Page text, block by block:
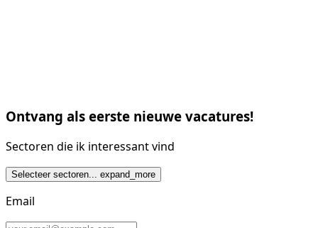
Ontvang als eerste nieuwe vacatures!
Sectoren die ik interessant vind
Selecteer sectoren... expand_more
Email